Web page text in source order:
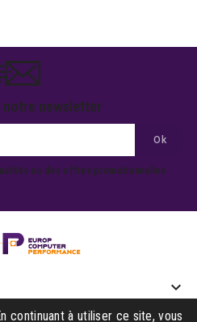
notre newsletter
ou des offres promotionnelles
keyboard_arrow_down

continuant à utiliser ce site, vous